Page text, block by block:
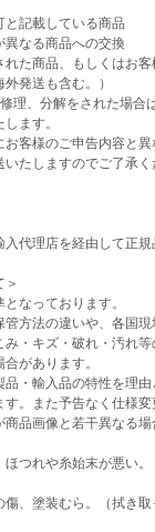
と記載している商品
異なる商品への交換
れた商品、もしくはお
発送も含む。）
理、分解をされた場合
ます。
客様のご申告内容と
いたしますのでご了承く
代理店を経由して正
＞
なっております。
方法の違いや、各国
・キズ・破れ・汚れ
があります。
・輸入品の特性を理
。また予告なく仕様
品画像と若干異なる場
つれや糸始末が悪い。
傷、塗装むら。（拭き